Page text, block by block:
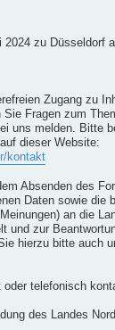
2024 zu Düsseldorf
Zugang zu
Fragen zum
uns melden. Bitte
dieser Website:
kontakt
Absenden des
Daten sowie die
an die
und zur
hierzu bitte auch
telefonisch
des Landes